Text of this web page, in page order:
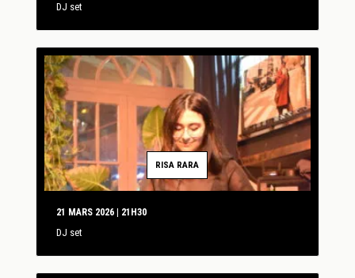
DJ set
RISA RARA
21 MARS 2026 | 21H30
DJ set